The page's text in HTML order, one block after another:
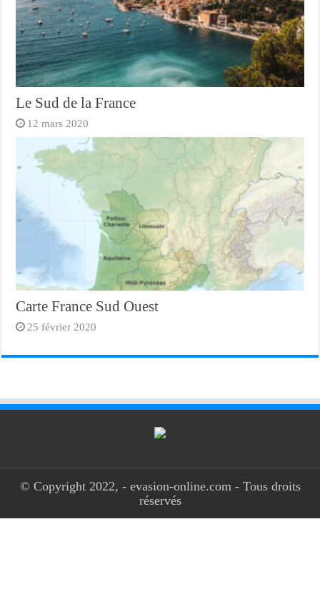
Le Sud de la France
12 mars 2020
Carte France Sud Ouest
25 février 2020
© Copyright 2022, - evasion-online.com - Tous droits
réservés